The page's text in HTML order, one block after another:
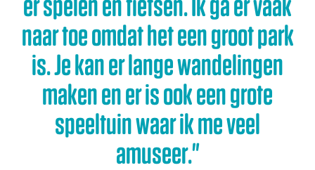
naar toe omdat het een groot park
is. Je kan er lange wandelingen
maken en er is ook een grote
speeltuin waar ik me veel
amuseer."